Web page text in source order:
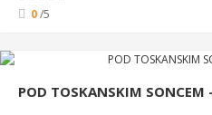
0/5
POD TOSKANSKIM